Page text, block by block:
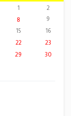
1
2
8
9
15
16
22
23
29
30